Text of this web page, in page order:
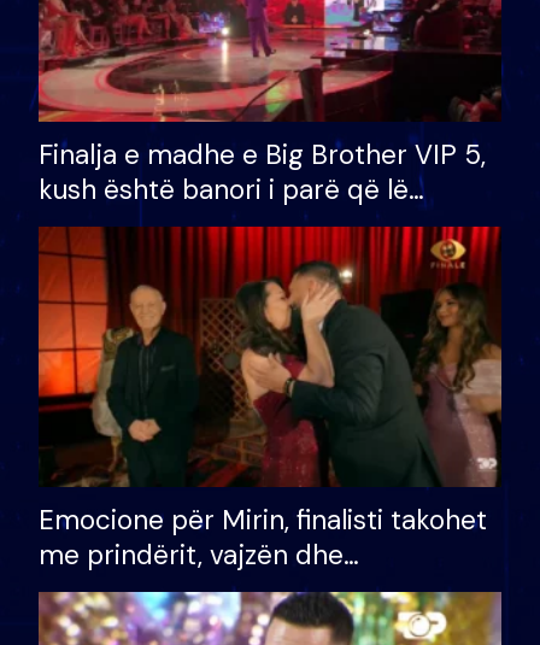
Finalja e madhe e Big Brother VIP 5,
kush është banori i parë që lë
shtëpinë dhe humb mundësinë për
të fituar çmimin e madh
Emocione për Mirin, finalisti takohet
me prindërit, vajzën dhe
bashkëshorten: S’kemi ndonjë letër
divorci apo jo?